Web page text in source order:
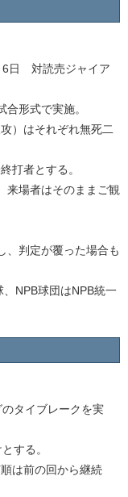
6日 対読売ジャイア
形式で実施。
）はそれぞれ無死二
打者とする。
来場者はそのままご観
判定が覆った場合も
NPB球団はNPB統一
タイブレークを実
する。
は前の回から継続